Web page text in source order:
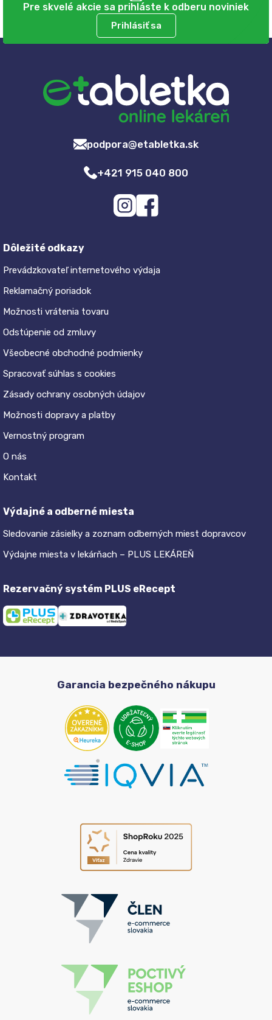
Pre skvelé akcie sa prihláste k odberu noviniek
Prihlásiť sa
podpora@etabletka.sk
+421 915 040 800
Dôležité odkazy
Prevádzkovateľ internetového výdaja
Reklamačný poriadok
Možnosti vrátenia tovaru
Odstúpenie od zmluvy
Všeobecné obchodné podmienky
Spracovať súhlas s cookies
Zásady ochrany osobných údajov
Možnosti dopravy a platby
Vernostný program
O nás
Kontakt
Výdajné a odberné miesta
Sledovanie zásielky a zoznam odberných miest dopravcov
Výdajne miesta v lekárňach – PLUS LEKÁREŇ
Rezervačný systém PLUS eRecept
Garancia bezpečného nákupu